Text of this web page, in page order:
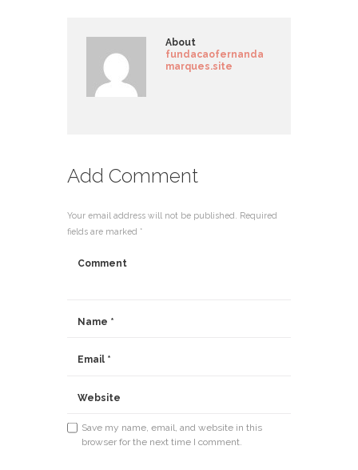
About
fundacaofernanda
marques.site
Add Comment
Your email address will not be published. Required
fields are marked *
Save my name, email, and website in this
browser for the next time I comment.